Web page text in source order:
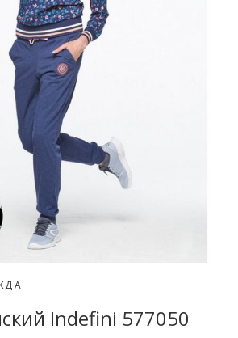
Indefini 577050